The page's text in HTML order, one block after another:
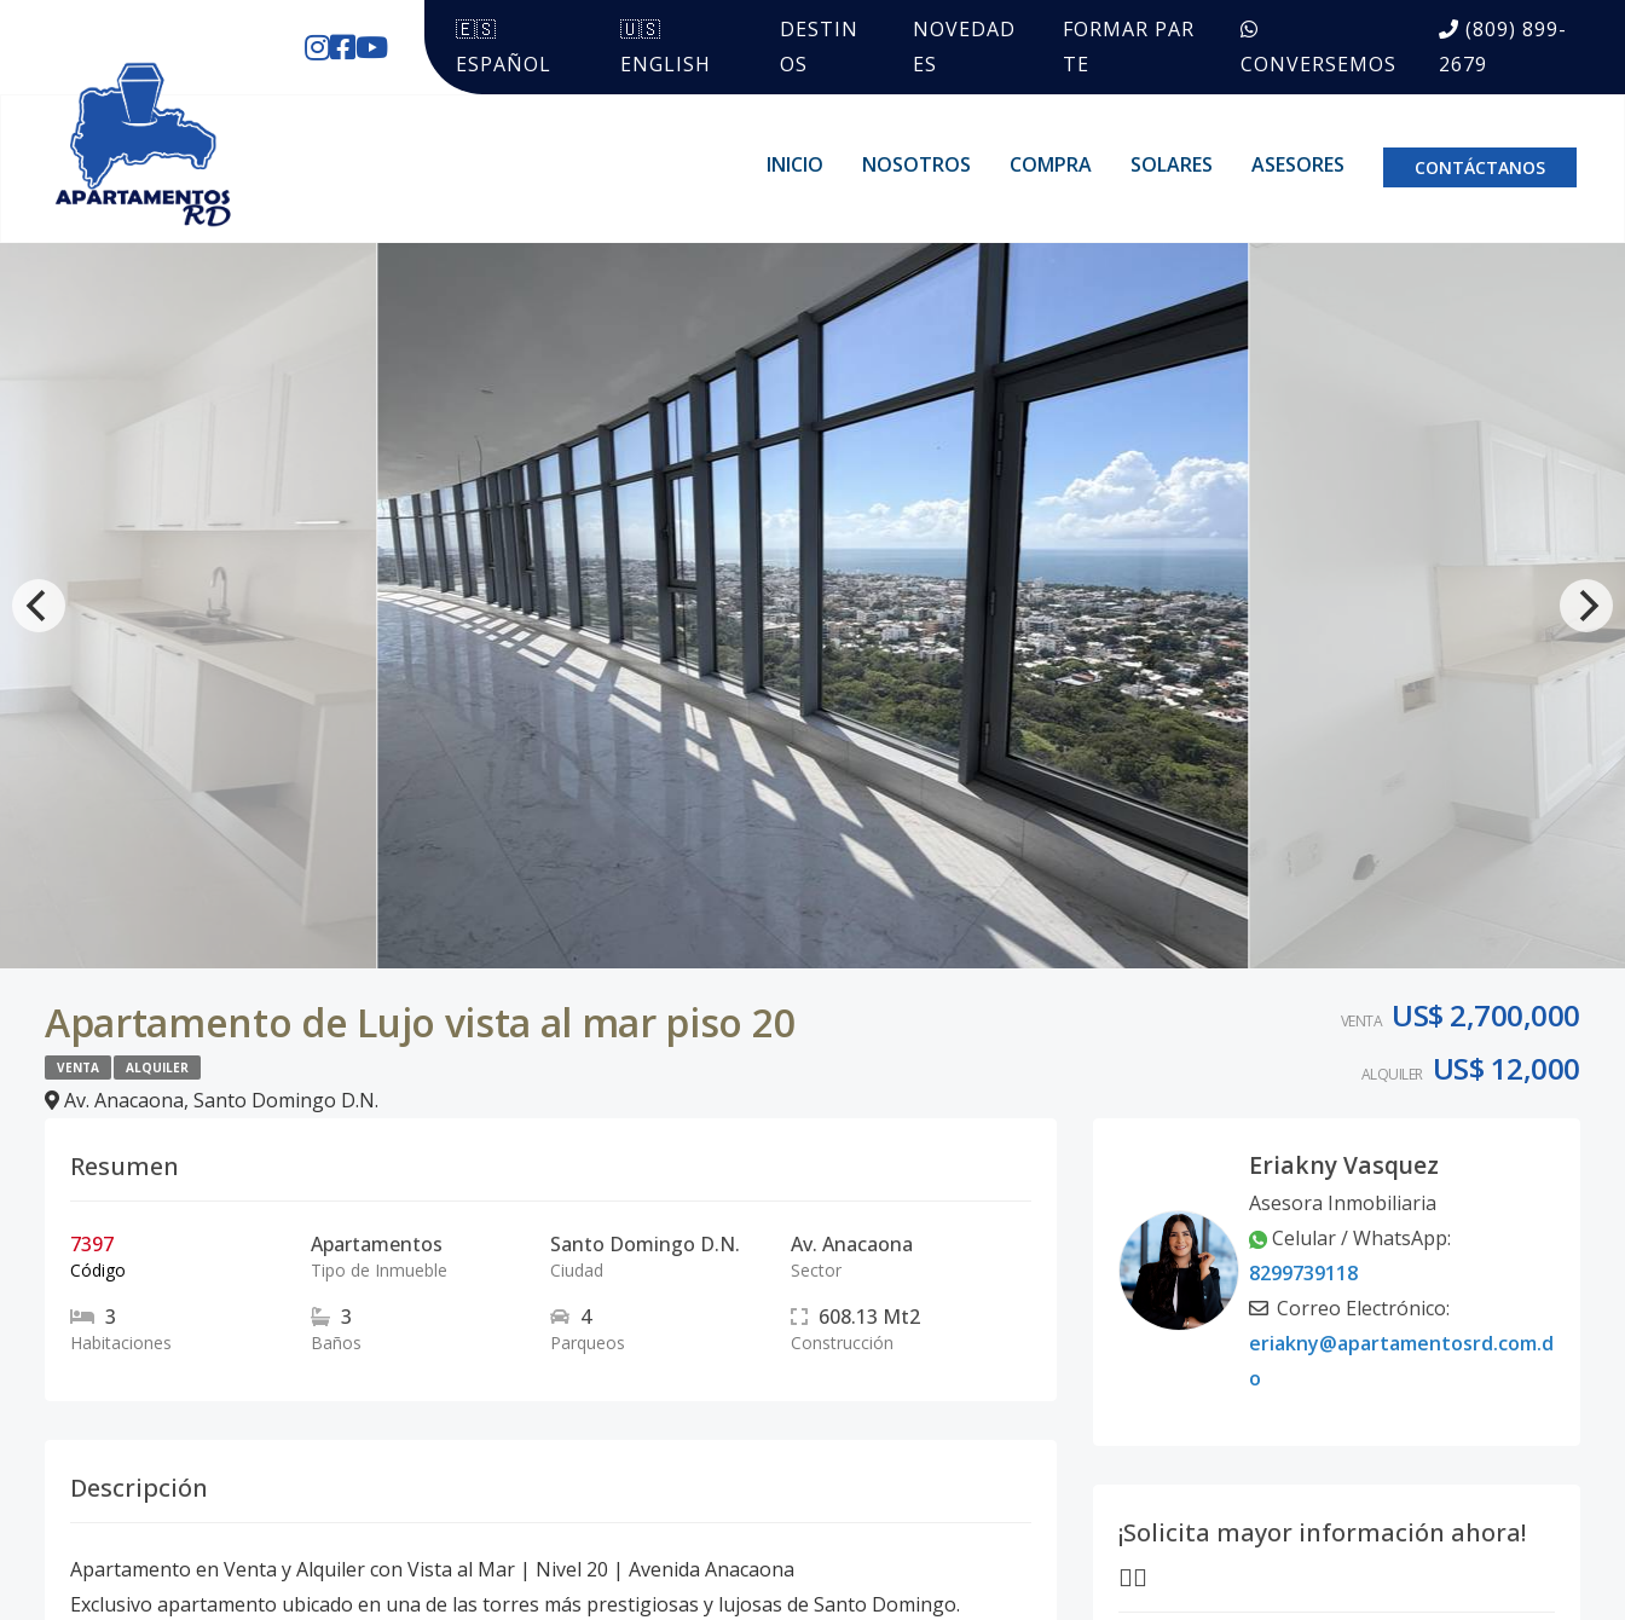
🇪🇸
ESPAÑOL
🇺🇸
ENGLISH
DESTIN
OS
NOVEDAD
ES
FORMAR PAR
TE
CONVERSEMOS
(809) 899-
2679
INICIO NOSOTROS COMPRA SOLARES ASESORES CONTÁCTANOS
Apartamento de Lujo vista al mar piso 20
VENTA ALQUILER
Av. Anacaona, Santo Domingo D.N.
VENTA US$ 2,700,000
ALQUILER US$ 12,000
Resumen
7397
Código
Apartamentos
Tipo de Inmueble
Santo Domingo D.N.
Ciudad
Av. Anacaona
Sector
3
Habitaciones
3
Baños
4
Parqueos
608.13 Mt2
Construcción
Descripción
Apartamento en Venta y Alquiler con Vista al Mar | Nivel 20 | Avenida Anacaona
Exclusivo apartamento ubicado en una de las torres más prestigiosas y lujosas de Santo Domingo.
Eriakny Vasquez
Asesora Inmobiliaria
Celular / WhatsApp:
8299739118
Correo Electrónico:
eriakny@apartamentosrd.com.d
o
¡Solicita mayor información ahora!
👇🏽